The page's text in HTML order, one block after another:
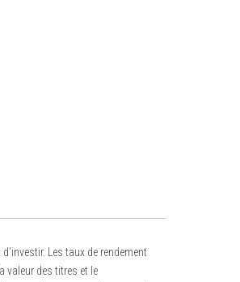
Les taux de rendement
valeur des titres et le